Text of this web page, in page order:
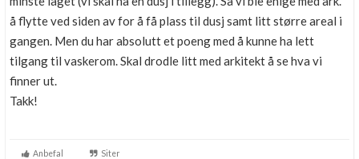
å flytte ved siden av for å få plass til dusj samt litt større areal i
gangen. Men du har absolutt et poeng med å kunne ha lett
tilgang til vaskerom. Skal drodle litt med arkitekt å se hva vi
finner ut.
Takk!
Anbefal Siter